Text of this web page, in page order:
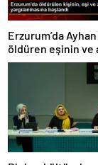
Erzurum’da Ayhan
öldüren eşinin ve
yargılanması